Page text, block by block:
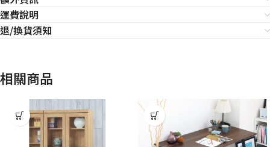
運費說明
退/換貨須知
相關商品